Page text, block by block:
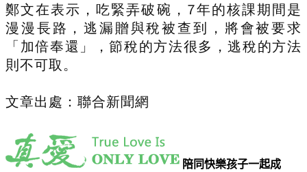
鄭文在表示，吃緊弄破碗，7年的核課期間是
漫漫長路，逃漏贈與稅被查到，將會被要求
「加倍奉還」，節稅的方法很多，逃稅的方法
則不可取。
文章出處：聯合新聞網
陪同快樂孩子一起成